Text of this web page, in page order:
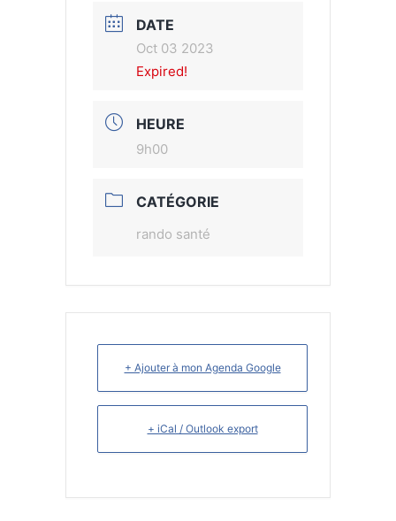
DATE
Oct 03 2023
Expired!
HEURE
9h00
CATÉGORIE
rando santé
+ Ajouter à mon Agenda Google
+ iCal / Outlook export